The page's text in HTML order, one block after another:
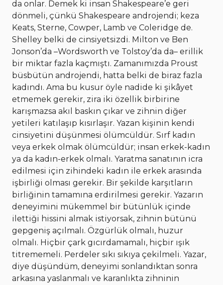
da onlar. Demek ki insan Shakespeare’e geri
dönmeli, çünkü Shakespeare androjendi; keza
Keats, Sterne, Cowper, Lamb ve Coleridge de.
Shelley belki de cinsiyetsizdi. Milton ve Ben
Jonson’da –Wordsworth ve Tolstoy’da da– erillik
bir miktar fazla kaçmıştı. Zamanımızda Proust
büsbütün androjendi, hatta belki de biraz fazla
kadındı. Ama bu kusur öyle nadide ki şikâyet
etmemek gerekir, zira iki özellik birbirine
karışmazsa akıl baskın çıkar ve zihnin diğer
yetileri katılaşıp kısırlaşır. Yazan kişinin kendi
cinsiyetini düşünmesi ölümcüldür. Sırf kadın
veya erkek olmak ölümcüldür; insan erkek-kadın
ya da kadın-erkek olmalı. Yaratma sanatının icra
edilmesi için zihindeki kadın ile erkek arasında
işbirliği olması gerekir. Bir şekilde karşıtların
birliğinin tamamına erdirilmesi gerekir. Yazarın
deneyimini mükemmel bir bütünlük içinde
ilettiği hissini almak istiyorsak, zihnin bütünü
gepgeniş açılmalı. Özgürlük olmalı, huzur
olmalı. Hiçbir çark gıcırdamamalı, hiçbir ışık
titrememeli. Perdeler sıkı sıkıya çekilmeli. Yazar,
diye düşündüm, deneyimi sonlandıktan sonra
arkasına yaslanmalı ve karanlıkta zihninin